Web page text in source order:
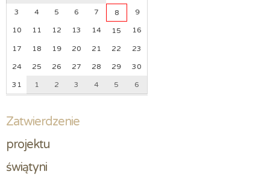
3 4 5 6 7 8 9
10 11 12 13 14 15 16
17 18 19 20 21 22 23
24 25 26 27 28 29 30
31 1 2 3 4 5 6
Zatwierdzenie
projektu
świątyni